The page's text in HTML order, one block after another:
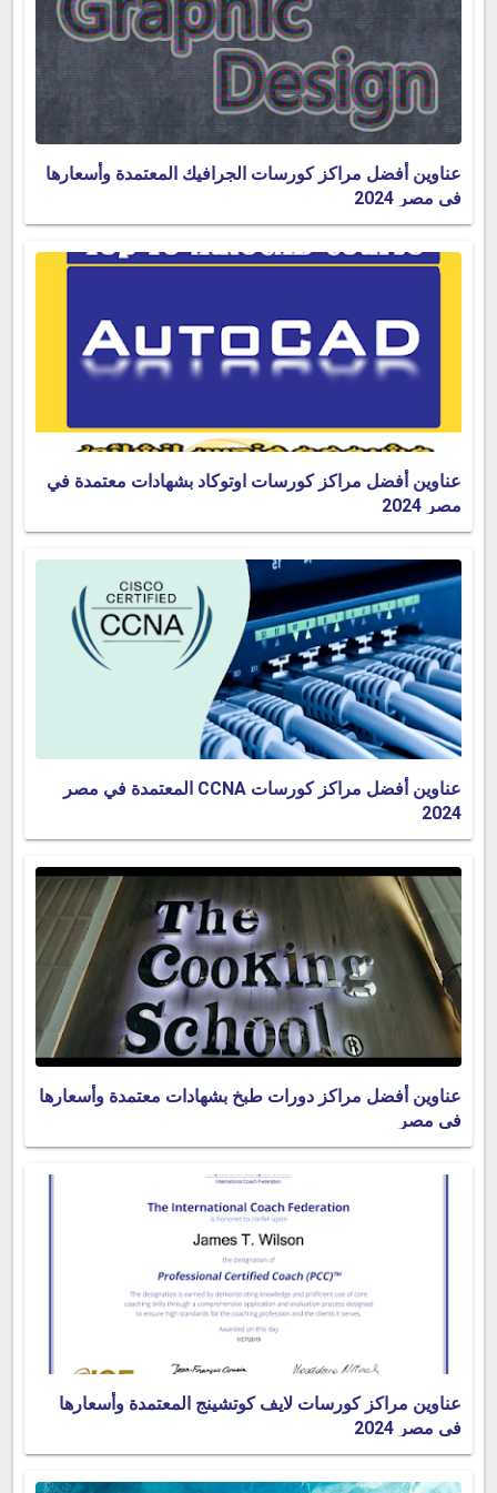
عناوين أفضل مراكز كورسات الجرافيك المعتمدة وأسعارها
في مصر 2024
عناوين أفضل مراكز كورسات اوتوكاد بشهادات معتمدة في
مصر 2024
عناوين أفضل مراكز كورسات CCNA المعتمدة في مصر
2024
عناوين أفضل مراكز دورات طبخ بشهادات معتمدة وأسعارها
فى مصر
عناوين مراكز كورسات لايف كوتشينج المعتمدة وأسعارها
في مصر 2024